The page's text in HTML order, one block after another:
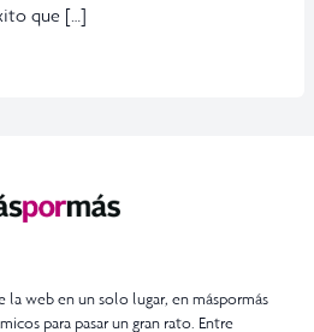
que […]
web en un solo lugar, en máspormás
para pasar un gran rato. Entre